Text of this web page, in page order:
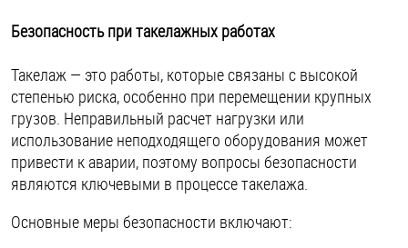
Безопасность при такелажных работах
Такелаж — это работы, которые связаны с высокой
степенью риска, особенно при перемещении крупных
грузов. Неправильный расчет нагрузки или
использование неподходящего оборудования может
привести к аварии, поэтому вопросы безопасности
являются ключевыми в процессе такелажа.
Основные меры безопасности включают: